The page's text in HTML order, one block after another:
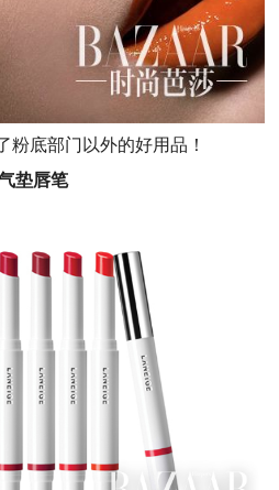
粉底部门以外的好用品！
垫唇笔